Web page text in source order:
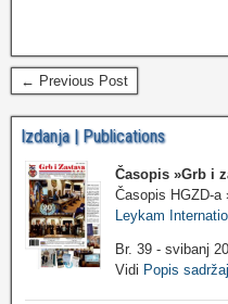
← Previous Post
Izdanja | Publications
Časopis »Grb i
Časopis HGZD-a
Leykam
Br. 39 - svibanj
Vidi Popis